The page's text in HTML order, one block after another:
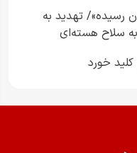
رسیده»/ تهدید به
سلاح هسته‌ای
خورد